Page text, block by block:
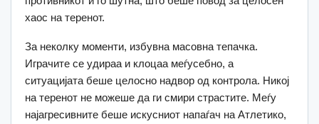
хаос на теренот.
За неколку моменти, избувна масовна тепачка.
Играчите се удираа и клоцаа меѓусебно, а
ситуацијата беше целосно надвор од контрола. Никој
на теренот не можеше да ги смири страстите. Меѓу
најагресивните беше искусниот напаѓач на Атлетико,